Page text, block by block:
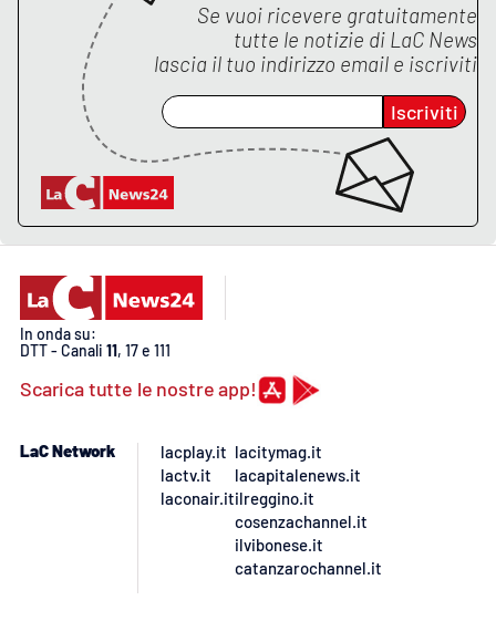
Se vuoi ricevere gratuitamente
tutte le notizie di LaC News
lascia il tuo indirizzo email e iscriviti
Iscriviti
In onda su:
DTT - Canali 11, 17 e 111
Scarica tutte le nostre app!
LaC Network
lacplay.it
lactv.it
laconair.it
lacitymag.it
lacapitalenews.it
ilreggino.it
cosenzachannel.it
ilvibonese.it
catanzarochannel.it